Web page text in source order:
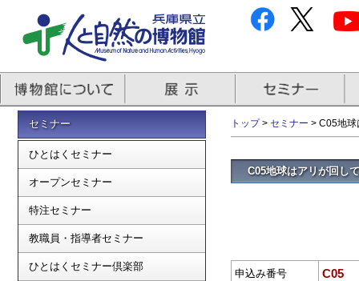
セミナー
ひとはくセミナー
オープンセミナー
特注セミナー
教職員・指導者セミナー
ひとはくセミナー倶楽部
トップ> セミナー > C05地球
C05地球はアリが回し
申込み番号 C05